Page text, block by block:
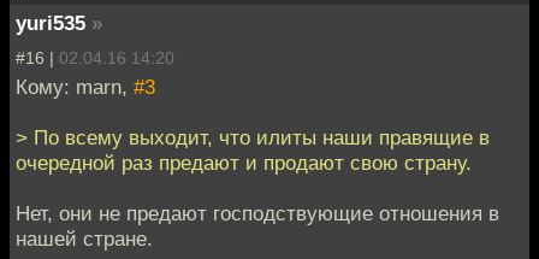
yuri535 »
#16 | 02.04.16 14:20
Кому: marn, #3
> По всему выходит, что илиты наши правящие в
очередной раз предают и продают свою страну.
Нет, они не предают господствующие отношения в
нашей стране.